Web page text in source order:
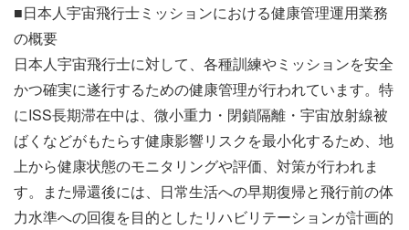
■日本人宇宙飛行士ミッションにおける健康管理運用業務
の概要
日本人宇宙飛行士に対して、各種訓練やミッションを安全
かつ確実に遂行するための健康管理が行われています。特
にISS長期滞在中は、微小重力・閉鎖隔離・宇宙放射線被
ばくなどがもたらす健康影響リスクを最小化するため、地
上から健康状態のモニタリングや評価、対策が行われま
す。また帰還後には、日常生活への早期復帰と飛行前の体
力水準への回復を目的としたリハビリテーションが計画的